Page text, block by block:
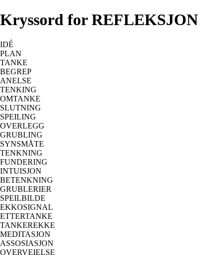
Kryssord for REFLEKSJON
IDÉ
PLAN
TANKE
BEGREP
ANELSE
TENKING
OMTANKE
SLUTNING
SPEILING
OVERLEGG
GRUBLING
SYNSMÅTE
TENKNING
FUNDERING
INTUISJON
BETENKNING
GRUBLERIER
SPEILBILDE
EKKOSIGNAL
ETTERTANKE
TANKEREKKE
MEDITASJON
ASSOSIASJON
OVERVEIELSE